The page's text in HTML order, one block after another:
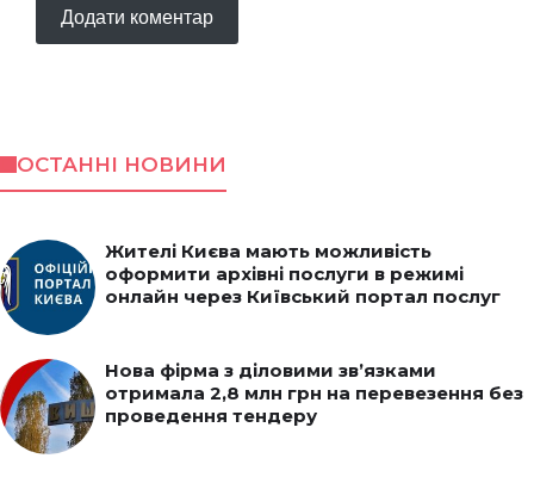
ОСТАННІ НОВИНИ
Жителі Києва мають можливість
оформити архівні послуги в режимі
онлайн через Київський портал послуг
Нова фірма з діловими зв’язками
отримала 2,8 млн грн на перевезення без
проведення тендеру